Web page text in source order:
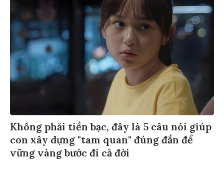
Không phải tiền bạc, đây là 5 câu nói giúp
con xây dựng "tam quan" đúng đắn để
vững vàng bước đi cả đời